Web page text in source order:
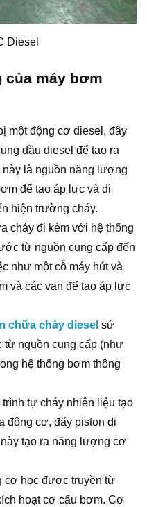
Diesel
của máy bơm
một động cơ diesel, đây
dầu diesel để tạo ra
là nguồn năng lượng
để tạo áp lực và di
hiện trường cháy.
cháy đi kèm với hệ thống
từ nguồn cung cấp đến
như một cỗ máy hút và
và các van để tạo áp lực
chữa cháy diesel sử
từ nguồn cung cấp (như
hệ thống bơm thông
tự cháy nhiên liệu tạo
động cơ, đẩy piston di
tạo ra năng lượng cơ
cơ học được truyền từ
hoạt cơ cấu bơm. Cơ